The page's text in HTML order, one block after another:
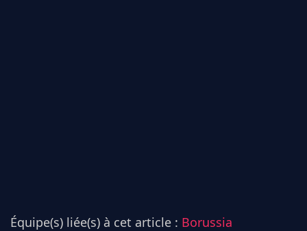
Équipe(s) liée(s) à cet article : Borussia